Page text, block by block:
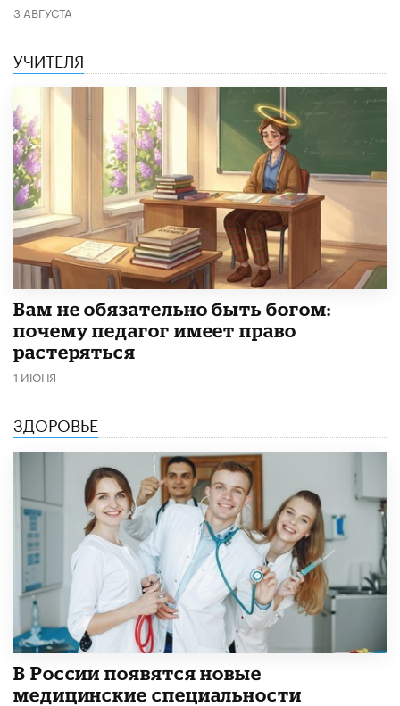
3 АВГУСТА
УЧИТЕЛЯ
​Вам не обязательно быть богом:
почему педагог имеет право
растеряться
1 ИЮНЯ
ЗДОРОВЬЕ
В России появятся новые
медицинские специальности